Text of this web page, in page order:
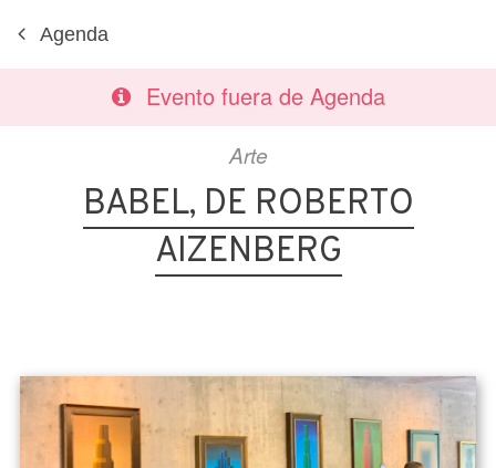
Agenda
Evento fuera de Agenda
Arte
BABEL, DE ROBERTO
AIZENBERG